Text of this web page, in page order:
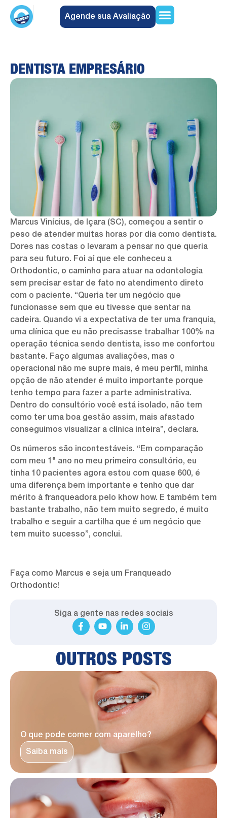
Agende sua Avaliação
DENTISTA EMPRESÁRIO
Marcus Vinícius, de Içara (SC), começou a sentir o
peso de atender muitas horas por dia como dentista.
Dores nas costas o levaram a pensar no que queria
para seu futuro. Foi aí que ele conheceu a
Orthodontic, o caminho para atuar na odontologia
sem precisar estar de fato no atendimento direto
com o paciente. “Queria ter um negócio que
funcionasse sem que eu tivesse que sentar na
cadeira. Quando vi a expectativa de ter uma franquia,
uma clínica que eu não precisasse trabalhar 100% na
operação técnica sendo dentista, isso me confortou
bastante. Faço algumas avaliações, mas o
operacional não me supre mais, é meu perfil, minha
opção de não atender é muito importante porque
tenho tempo para fazer a parte administrativa.
Dentro do consultório você está isolado, não tem
como ter uma boa gestão assim, mais afastado
conseguimos visualizar a clínica inteira”, declara.
Os números são incontestáveis. “Em comparação
com meu 1° ano no meu primeiro consultório, eu
tinha 10 pacientes agora estou com quase 600, é
uma diferença bem importante e tenho que dar
mérito à franqueadora pelo khow how. E também tem
bastante trabalho, não tem muito segredo, é muito
trabalho e seguir a cartilha que é um negócio que
tem muito sucesso”, conclui.
Faça como Marcus e seja um Franqueado
Orthodontic!
Siga a gente nas redes sociais
OUTROS POSTS
O que pode comer com aparelho?
Saiba mais